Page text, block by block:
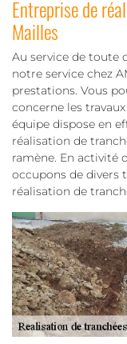
Entreprise de
Mailles
Au service de toute
notre service chez
prestations. Vous
concerne les
équipe dispose en
réalisation de
ramène. En activité
occupons de divers
réalisation de